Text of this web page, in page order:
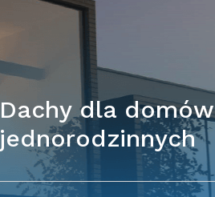
Dachy dla domów
jednorodzinnych